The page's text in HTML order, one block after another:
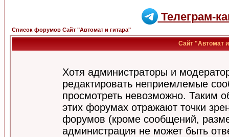
Телеграм-
Список форумов Сайт "Автомат и гитара"
Сайт "Автомат и
Хотя администраторы и
редактировать неприемлемые
просмотреть невозможно. Таким
этих форумах отражают точки
форумов (кроме сообщений,
администрация не может быть